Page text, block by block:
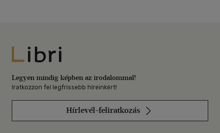
Libri
Legyen mindig képben az irodalommal!
Iratkozzon fel legfrissebb híreinkért!
Hírlevél-feliratkozás